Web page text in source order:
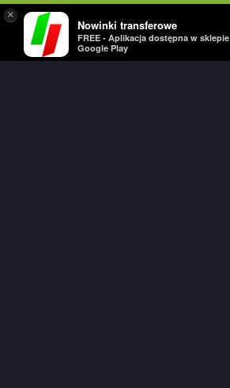
×
Nowinki transferowe
FREE - Aplikacja dostępna w sklepie
Google Play